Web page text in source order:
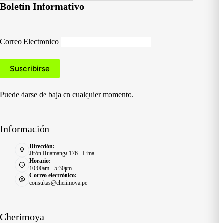
Boletín Informativo
Correo Electronico
Puede darse de baja en cualquier momento.
Información
Dirección:
Jirón Huamanga 176 - Lima
Horario:
10:00am - 5:30pm
Correo electrónico:
consultas@cherimoya.pe
Cherimoya